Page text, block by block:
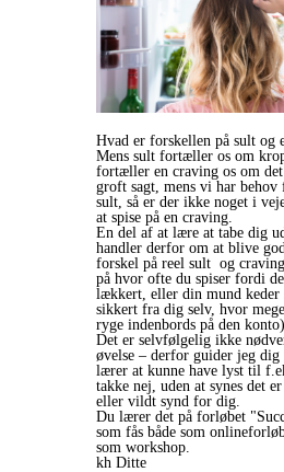
Hvad er forskellen på sult og
Mens sult fortæller os om
fortæller en craving os om
groft sagt, mens vi har behov
sult, så er der ikke noget i
at spise på en craving.
En del af at lære at tabe dig
handler derfor om at blive
forskel på reel sult og
på hvor ofte du spiser fordi
lækkert, eller din mund keder
sikkert fra dig selv, hvor
ryge indenbords på den konto)
Det er selvfølgelig ikke
øvelse – derfor guider jeg
lærer at kunne have lyst til
takke nej, uden at synes det
eller vildt synd for dig.
Du lærer det på forløbet
som fås både som
som workshop.
kh Ditte